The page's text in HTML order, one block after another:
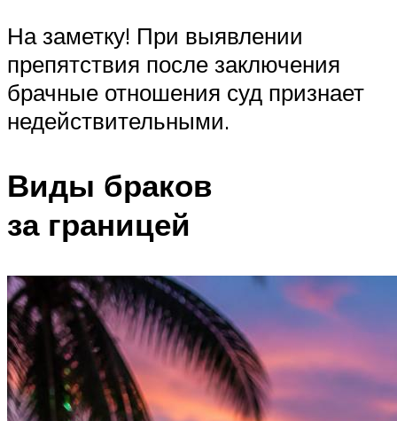
На заметку! При выявлении
препятствия после заключения
брачные отношения суд признает
недействительными.
Виды браков
за границей